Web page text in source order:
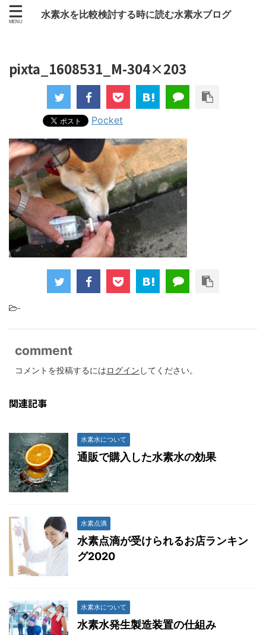
水素水を比較検討する時に読む水素水ブログ
pixta_1608531_M-304×203
Pocket
-
comment
コメントを投稿するにはログイン してください。
関連記事
水素水について
通販で購入した水素水の効果
水素点滴
水素点滴が受けられるお店ランキン
グ2020
水素水について
水素水発生製造装置の仕組み